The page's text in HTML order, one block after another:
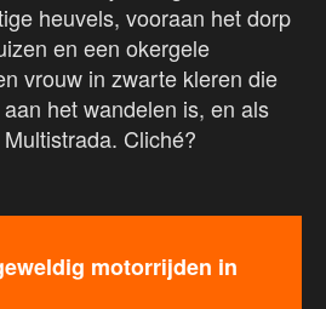
heuvels, vooraan het dorp
en een okergele
vrouw in zwarte kleren die
het wandelen is, en als
Cliché?
motorrijden in